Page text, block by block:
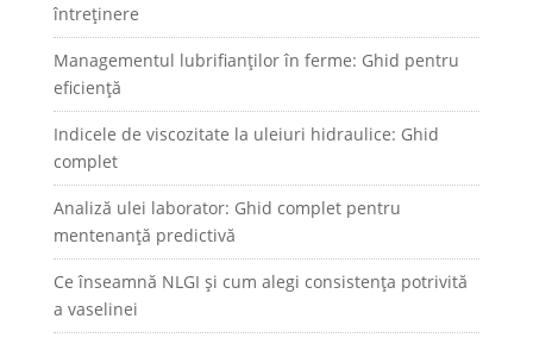
întreținere
Managementul lubrifianților în ferme: Ghid pentru
eficiență
Indicele de viscozitate la uleiuri hidraulice: Ghid
complet
Analiză ulei laborator: Ghid complet pentru
mentenanță predictivă
Ce înseamnă NLGI și cum alegi consistența potrivită
a vaselinei